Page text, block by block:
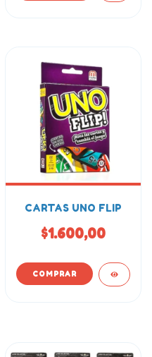
CARTAS UNO FLIP
$1.600,00